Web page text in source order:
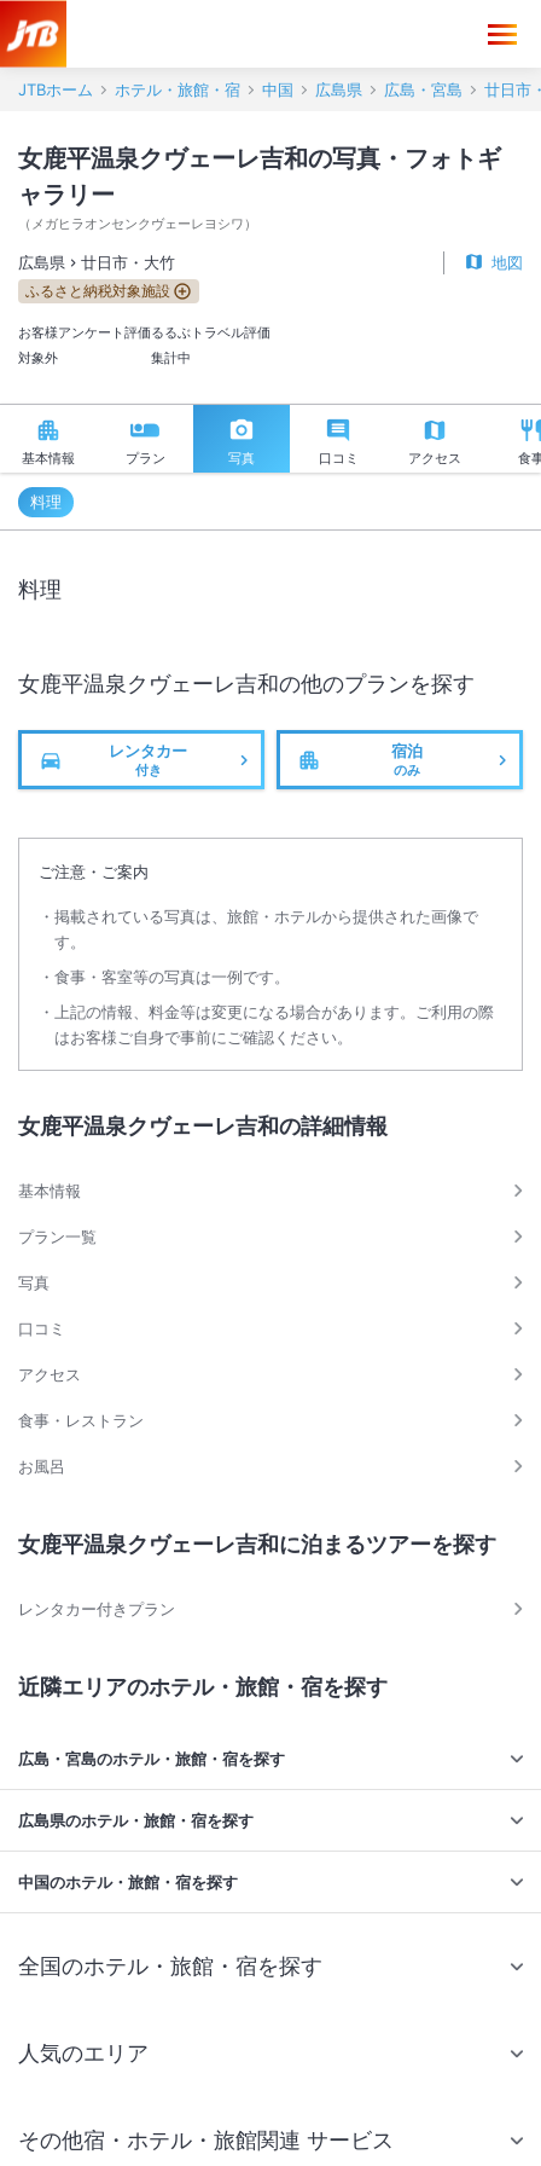
JTBホーム ホテル・旅館・宿 中国 広島県 広島・宮島 廿日市
女鹿平温泉クヴェーレ吉和の写真・フォトギ
ャラリー
（ メガヒラオンセンクヴェーレヨシワ ）
広島県 廿日市・大竹 地図
ふるさと納税対象施設
お客様アンケート評価
対象外
るるぶトラベル評価
集計中
基本情報 プラン 写真 口コミ アクセス 食
養老年間に湧き出したと伝えられる伝統ある温泉を４万５千年前の巨木
の浴漕（女風呂のみ）等でお楽しみ頂けます。また、美術館、スキー場
も同敷地内にございます。
チェックイン
15:00/ OUT チェックアウト
10:00
温泉
駐車場あり
施設からのお知らせ
小人Ａの食事はお子様ステーキとなります。オフシーズン４月～１１月
卓球は時期（１１月中旬～３月頃まで）や予約状況によりご利用出来な
い場合がございます。
ました。
料理
料理
女鹿平温泉クヴェーレ吉和の他のプランを探す
レンタカー
付き
宿泊
のみ
ご注意・ご案内
掲載されている写真は、旅館・ホテルから提供された画像で
す。
食事・客室等の写真は一例です。
上記の情報、料金等は変更になる場合があります。ご利用の際
はお客様ご自身で事前にご確認ください。
女鹿平温泉クヴェーレ吉和の詳細情報
基本情報
プラン一覧
写真
口コミ
アクセス
食事・レストラン
お風呂
女鹿平温泉クヴェーレ吉和に泊まるツアーを探す
レンタカー付きプラン
近隣エリアのホテル・旅館・宿を探す
広島・宮島のホテル・旅館・宿を探す
広島県のホテル・旅館・宿を探す
中国のホテル・旅館・宿を探す
全国のホテル・旅館・宿を探す
人気のエリア
仙台 ホテル
その他宿・ホテル・旅館関連 サービス